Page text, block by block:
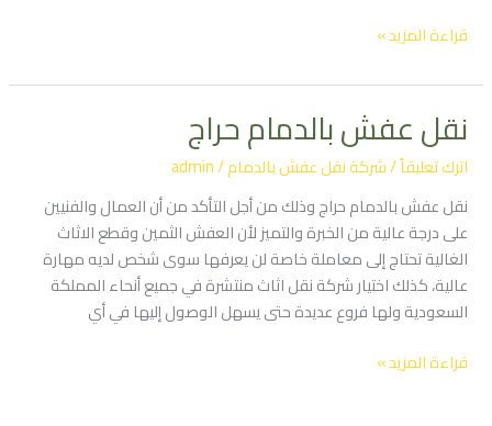
قراءة المزيد »
نقل عفش بالدمام حراج
اترك تعليقاً/شركة نقل عفش بالدمام/
admin
نقل عفش بالدمام حراج وذلك من أجل التأكد من أن العمال والفنيين
على درجة عالية من الخبرة والتميز لأن العفش الثمين وقطع الاثاث
الغالية تحتاج إلى معاملة خاصة لن يعرفها سوى شخص لديه مهارة
عالية، كذلك اختيار شركة نقل اثاث منتشرة في جميع أنحاء المملكة
السعودية ولها فروع عديدة حتى يسهل الوصول إليها في أي
نقل
عفش
بالدمام
حراج
قراءة المزيد »